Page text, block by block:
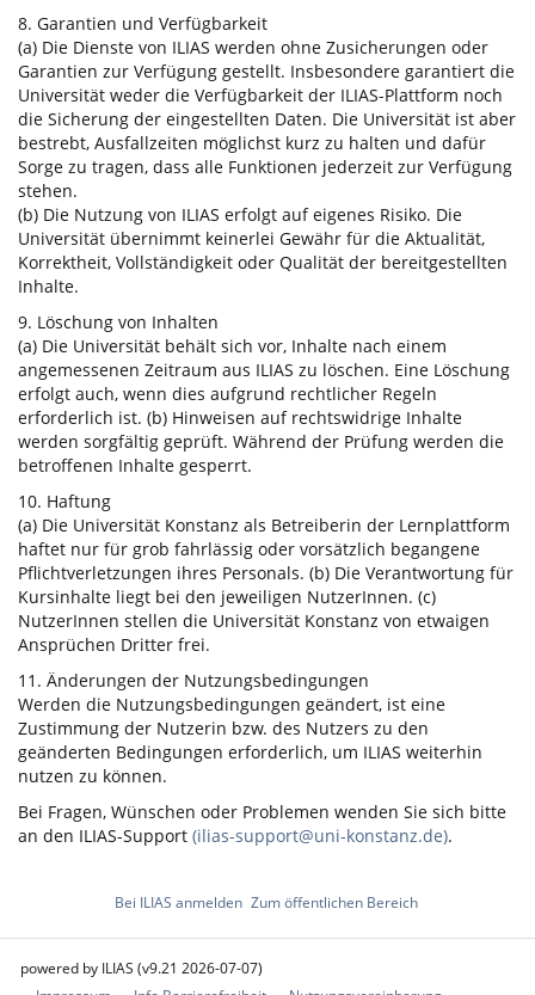
8. Garantien und Verfügbarkeit
(a) Die Dienste von ILIAS werden ohne Zusicherungen oder
Garantien zur Verfügung gestellt. Insbesondere garantiert die
Universität weder die Verfügbarkeit der ILIAS-Plattform noch
die Sicherung der eingestellten Daten. Die Universität ist aber
bestrebt, Ausfallzeiten möglichst kurz zu halten und dafür
Sorge zu tragen, dass alle Funktionen jederzeit zur Verfügung
stehen.
(b) Die Nutzung von ILIAS erfolgt auf eigenes Risiko. Die
Universität übernimmt keinerlei Gewähr für die Aktualität,
Korrektheit, Vollständigkeit oder Qualität der bereitgestellten
Inhalte.
9. Löschung von Inhalten
(a) Die Universität behält sich vor, Inhalte nach einem
angemessenen Zeitraum aus ILIAS zu löschen. Eine Löschung
erfolgt auch, wenn dies aufgrund rechtlicher Regeln
erforderlich ist. (b) Hinweisen auf rechtswidrige Inhalte
werden sorgfältig geprüft. Während der Prüfung werden die
betroffenen Inhalte gesperrt.
10. Haftung
(a) Die Universität Konstanz als Betreiberin der Lernplattform
haftet nur für grob fahrlässig oder vorsätzlich begangene
Pflichtverletzungen ihres Personals. (b) Die Verantwortung für
Kursinhalte liegt bei den jeweiligen NutzerInnen. (c)
NutzerInnen stellen die Universität Konstanz von etwaigen
Ansprüchen Dritter frei.
11. Änderungen der Nutzungsbedingungen
Werden die Nutzungsbedingungen geändert, ist eine
Zustimmung der Nutzerin bzw. des Nutzers zu den
geänderten Bedingungen erforderlich, um ILIAS weiterhin
nutzen zu können.
Bei Fragen, Wünschen oder Problemen wenden Sie sich bitte
an den ILIAS-Support (ilias-support@uni-konstanz.de).
Bei ILIAS anmelden Zum öffentlichen Bereich
powered by ILIAS (v9.21 2026-07-07)